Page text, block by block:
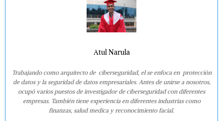
Atul Narula
Trabajando como arquitecto de ciberseguridad, el se enfoca en protección
de datos y la seguridad de datos empresariales. Antes de unirse a nosotros,
ocupó varios puestos de investigador de ciberseguridad con diferentes
empresas. También tiene experiencia en diferentes industrias como
finanzas, salud medica y reconocimiento facial.